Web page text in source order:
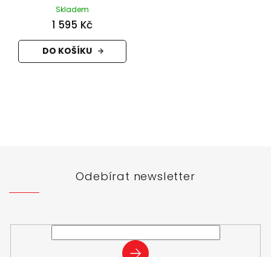
Skladem
1 595 Kč
DO KOŠÍKU
Odebírat newsletter
PŘIHLÁSIT